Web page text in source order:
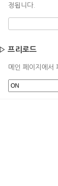
정됩니다.
▷ 프리로드
메인 페이지에서